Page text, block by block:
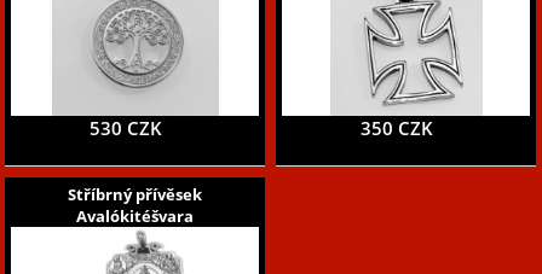
530 CZK 350 CZK
Stříbrný přívěsek
Avalókitéšvara